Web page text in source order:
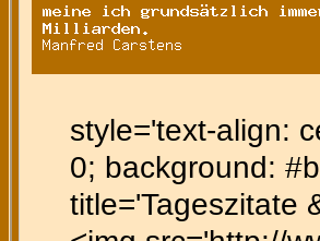
style='text-align:
0; background:
title='Tageszitate